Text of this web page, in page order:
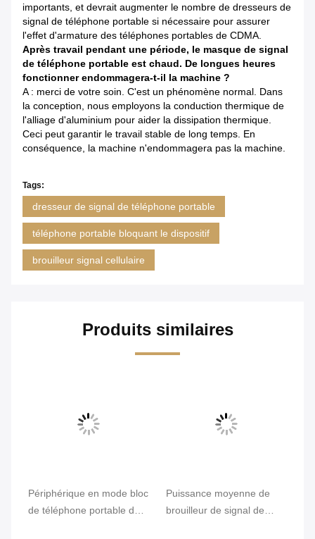
importants, et devrait augmenter le nombre de dresseurs de
signal de téléphone portable si nécessaire pour assurer
l'effet d'armature des téléphones portables de CDMA.
Après travail pendant une période, le masque de signal
de téléphone portable est chaud. De longues heures
fonctionner endommagera-t-il la machine ?
A : merci de votre soin. C'est un phénomène normal. Dans
la conception, nous employons la conduction thermique de
l'alliage d'aluminium pour aider la dissipation thermique.
Ceci peut garantir le travail stable de long temps. En
conséquence, la machine n'endommagera pas la machine.
Tags:
dresseur de signal de téléphone portable
téléphone portable bloquant le dispositif
brouilleur signal cellulaire
Produits similaires
Périphérique en mode bloc
de téléphone portable de
Puissance moyenne de
brouilleur de signal de